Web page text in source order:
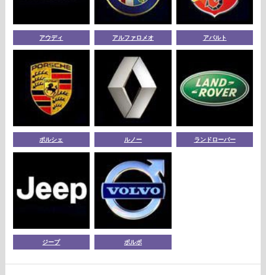
アウディ アルファロメオ アバルト
ポルシェ ルノー ランドローバー
ジープ ボルボ